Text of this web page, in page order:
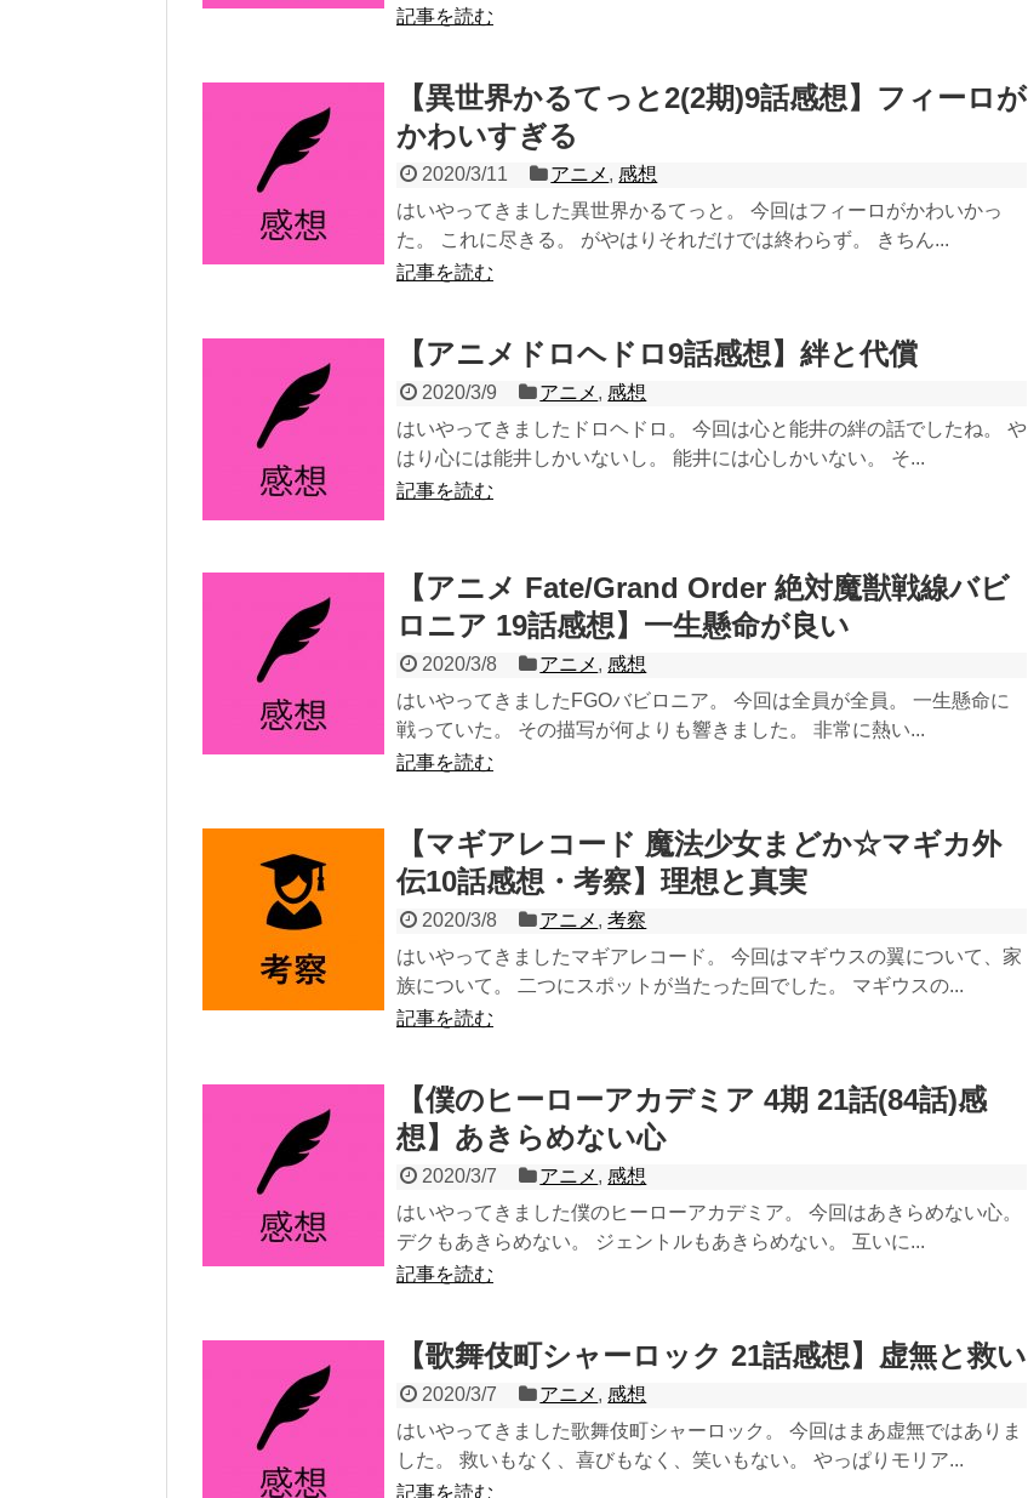
記事を読む
【異世界かるてっと2(2期)9話感想】フィーロが
かわいすぎる
2020/3/11 アニメ ,感想
はいやってきました異世界かるてっと。 今回はフィーロがかわいかっ
た。 これに尽きる。 がやはりそれだけでは終わらず。 きちん...
記事を読む
【アニメドロヘドロ9話感想】絆と代償
2020/3/9 アニメ ,感想
はいやってきましたドロヘドロ。 今回は心と能井の絆の話でしたね。 や
はり心には能井しかいないし。 能井には心しかいない。 そ...
記事を読む
【アニメ Fate/Grand Order 絶対魔獣戦線バビ
ロニア 19話感想】一生懸命が良い
2020/3/8 アニメ ,感想
はいやってきましたFGOバビロニア。 今回は全員が全員。 一生懸命に
戦っていた。 その描写が何よりも響きました。 非常に熱い...
記事を読む
【マギアレコード 魔法少女まどか☆マギカ外
伝10話感想・考察】理想と真実
2020/3/8 アニメ ,考察
はいやってきましたマギアレコード。 今回はマギウスの翼について、家
族について。 二つにスポットが当たった回でした。 マギウスの...
記事を読む
【僕のヒーローアカデミア 4期 21話(84話)感
想】あきらめない心
2020/3/7 アニメ ,感想
はいやってきました僕のヒーローアカデミア。 今回はあきらめない心。
デクもあきらめない。 ジェントルもあきらめない。 互いに...
記事を読む
【歌舞伎町シャーロック 21話感想】虚無と救い
2020/3/7 アニメ ,感想
はいやってきました歌舞伎町シャーロック。 今回はまあ虚無ではありま
した。 救いもなく、喜びもなく、笑いもない。 やっぱりモリア...
記事を読む